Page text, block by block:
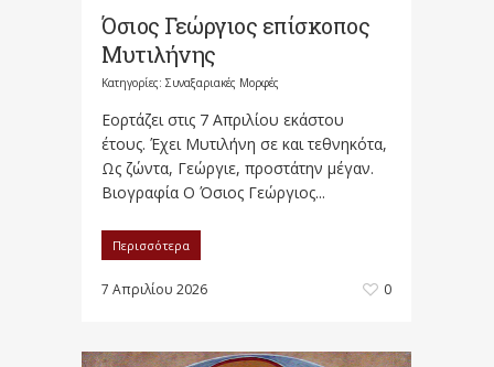
Όσιος Γεώργιος επίσκοπος
Μυτιλήνης
Κατηγορίες: Συναξαριακές Μορφές
Εορτάζει στις 7 Απριλίου εκάστου
έτους. Έχει Μυτιλήνη σε και τεθνηκότα,
Ως ζώντα, Γεώργιε, προστάτην μέγαν.
Βιογραφία Ο Όσιος Γεώργιος...
Περισσότερα
7 Απριλίου 2026 0